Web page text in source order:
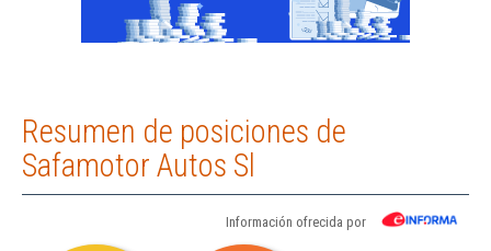
Resumen de posiciones de
Safamotor Autos Sl
Información ofrecida por